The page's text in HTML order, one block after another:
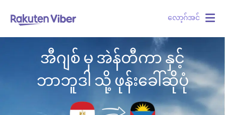
လော့ဂ်အင်
အီဂျစ် မှ အဲန်တီကာ နှင့်
ဘာဘူဒါ သို့ ဖုန်းခေါ်ဆိုပုံ